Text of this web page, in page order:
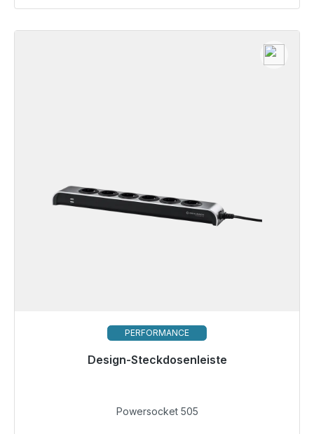
PERFORMANCE
Design-Steckdosenleiste
Sofort versandfertig, Lieferzeit 48h*
Powersocket 505